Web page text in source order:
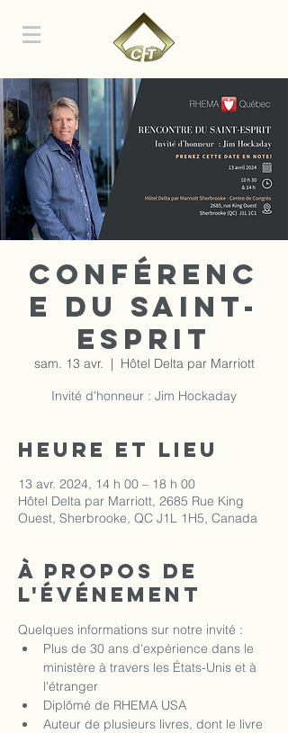
Conférenc
e du Saint-
Esprit
sam. 13 avr.
  |
Hôtel Delta par Marriott
Invité d'honneur : Jim Hockaday
Heure et lieu
13 avr. 2024, 14 h 00 – 18 h 00
Hôtel Delta par Marriott, 2685 Rue King
Ouest, Sherbrooke, QC J1L 1H5, Canada
À propos de
l'événement
Quelques informations sur notre invité :
Plus de 30 ans d'expérience dans le
ministère à travers les États-Unis et à
l'étranger
Diplômé de RHEMA USA
Auteur de plusieurs livres, dont le livre